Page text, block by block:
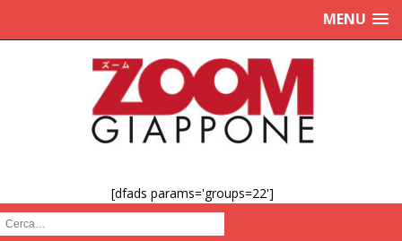
MENU
[dfads params='groups=22']
Cerca :